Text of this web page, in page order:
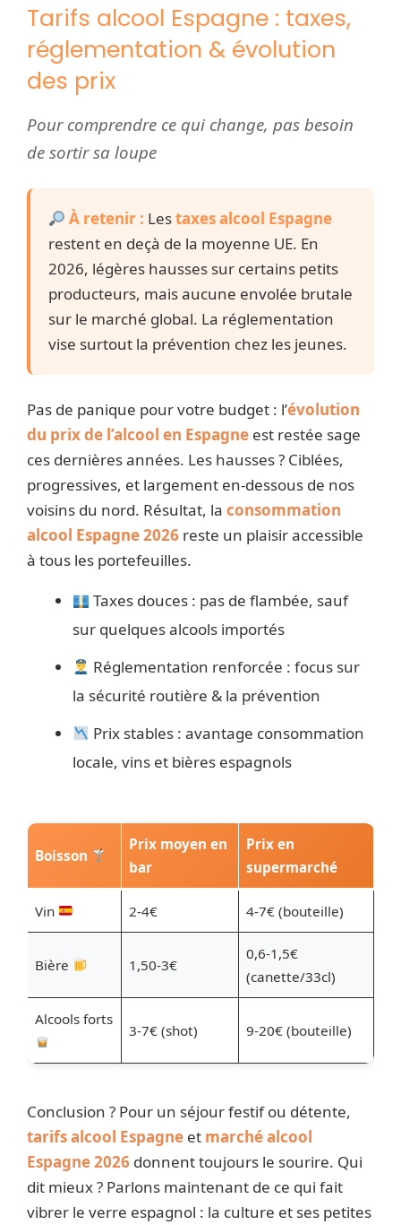
Tarifs alcool Espagne : taxes,
réglementation & évolution
des prix
Pour comprendre ce qui change, pas besoin
de sortir sa loupe
À retenir : Lestaxes alcool Espagne
restent en deçà de la moyenne UE. En
2026, légères hausses sur certains petits
producteurs, mais aucune envolée brutale
sur le marché global. La réglementation
vise surtout la prévention chez les jeunes.
Pas de panique pour votre budget : l’évolution
du prix de l’alcool en Espagne est restée sage
ces dernières années. Les hausses ? Ciblées,
progressives, et largement en-dessous de nos
voisins du nord. Résultat, la consommation
alcool Espagne 2026 reste un plaisir accessible
à tous les portefeuilles.
Taxes douces : pas de flambée, sauf
sur quelques alcools importés
Réglementation renforcée : focus sur
la sécurité routière & la prévention
Prix stables : avantage consommation
locale, vins et bières espagnols
Boisson
Prix moyen en
bar
Prix en
supermarché
Vin 2-4€ 4-7€ (bouteille)
Bière 1,50-3€
0,6-1,5€
(canette/33cl)
Alcools forts
3-7€ (shot) 9-20€ (bouteille)
Conclusion ? Pour un séjour festif ou détente,
tarifs alcool Espagne et marché alcool
Espagne 2026 donnent toujours le sourire. Qui
dit mieux ? Parlons maintenant de ce qui fait
vibrer le verre espagnol : la culture et ses petites